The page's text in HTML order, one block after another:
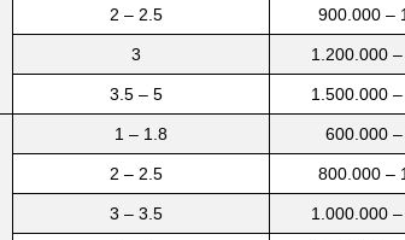
2 – 2.5 900.000 –
3 1.200.000
3.5 – 5 1.500.000
1 – 1.8 600.000
2 – 2.5 800.000 –
3 – 3.5 1.000.000